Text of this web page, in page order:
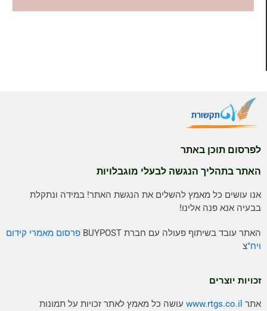
לפרסום תוכן באתר
האתר בתהליך הנגשה לבעלי מוגבלויות
אנו עושים כל מאמץ להשלים את הנגשת האתר! במידה ונתקלת
בבעיה אנא פנה אלינו!
האתר עובד בשיתוף פעולה עם חברת BUYPOST
פרסום מאמרי קידום
ויח"צ
זכויות יוצרים
אתרwww.rtgs.co.ilעושה כל מאמץ לאתר זכויות על תמונות